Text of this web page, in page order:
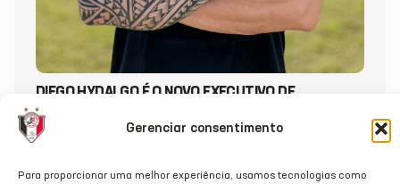
Gerenciar consentimento
Para proporcionar uma melhor experiência, usamos tecnologias como
DIEGO HYDALGO É O NOVO EXECUTIVO DE
FUTEBOL DO JEC
20/07/2026